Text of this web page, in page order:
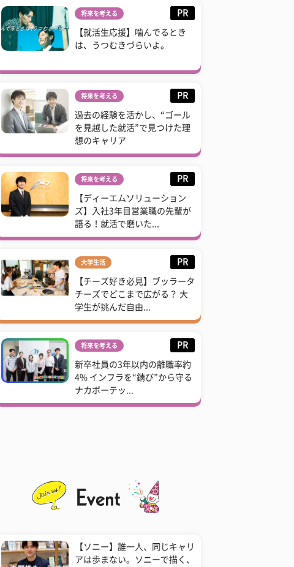
将来を考える PR
【就活生応援】噛んでるとき
は、うつむきづらいよ。
将来を考える PR
過去の経験を活かし、“ゴール
を見越した就活”で見つけた理
想のキャリア
将来を考える PR
【ディーエムソリューション
ズ】入社3年目営業職の先輩が
語る！就活で磨いた...
大学生活 PR
【チーズ好き必見】ブッラータ
チーズでどこまで広がる？ 大
学生が挑んだ自由...
将来を考える PR
新卒社員の3年以内の離職率約
4% インフラを“錆び”から守る
ナカボーテッ...
【ソニー】誰一人、同じキャリ
アは歩まない。ソニーで描く、